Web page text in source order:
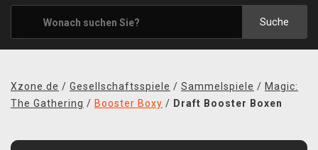
Suche
XZONE ORIGINALS
KLEIDUNG & ACCESSOIRES
BÜCHER & COMICS
Xzone.de / Gesellschaftsspiele / Sammelspiele / Magic:
The Gathering / Booster Boxy / Draft Booster Boxen